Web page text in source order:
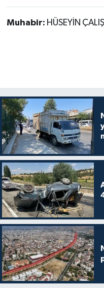
Muhabir: HÜSEYİN